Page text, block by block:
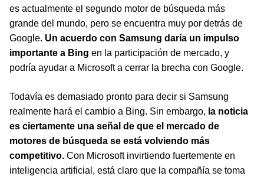
es actualmente el segundo motor de búsqueda más
grande del mundo, pero se encuentra muy por detrás de
Google. Un acuerdo con Samsung daría un impulso
importante a Bing en la participación de mercado, y
podría ayudar a Microsoft a cerrar la brecha con Google.
Todavía es demasiado pronto para decir si Samsung
realmente hará el cambio a Bing. Sin embargo, la noticia
es ciertamente una señal de que el mercado de
motores de búsqueda se está volviendo más
competitivo. Con Microsoft invirtiendo fuertemente en
inteligencia artificial, está claro que la compañía se toma